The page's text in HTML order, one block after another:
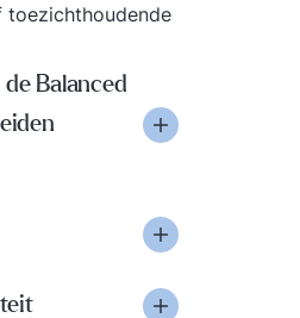
toezichthoudende
Balanced